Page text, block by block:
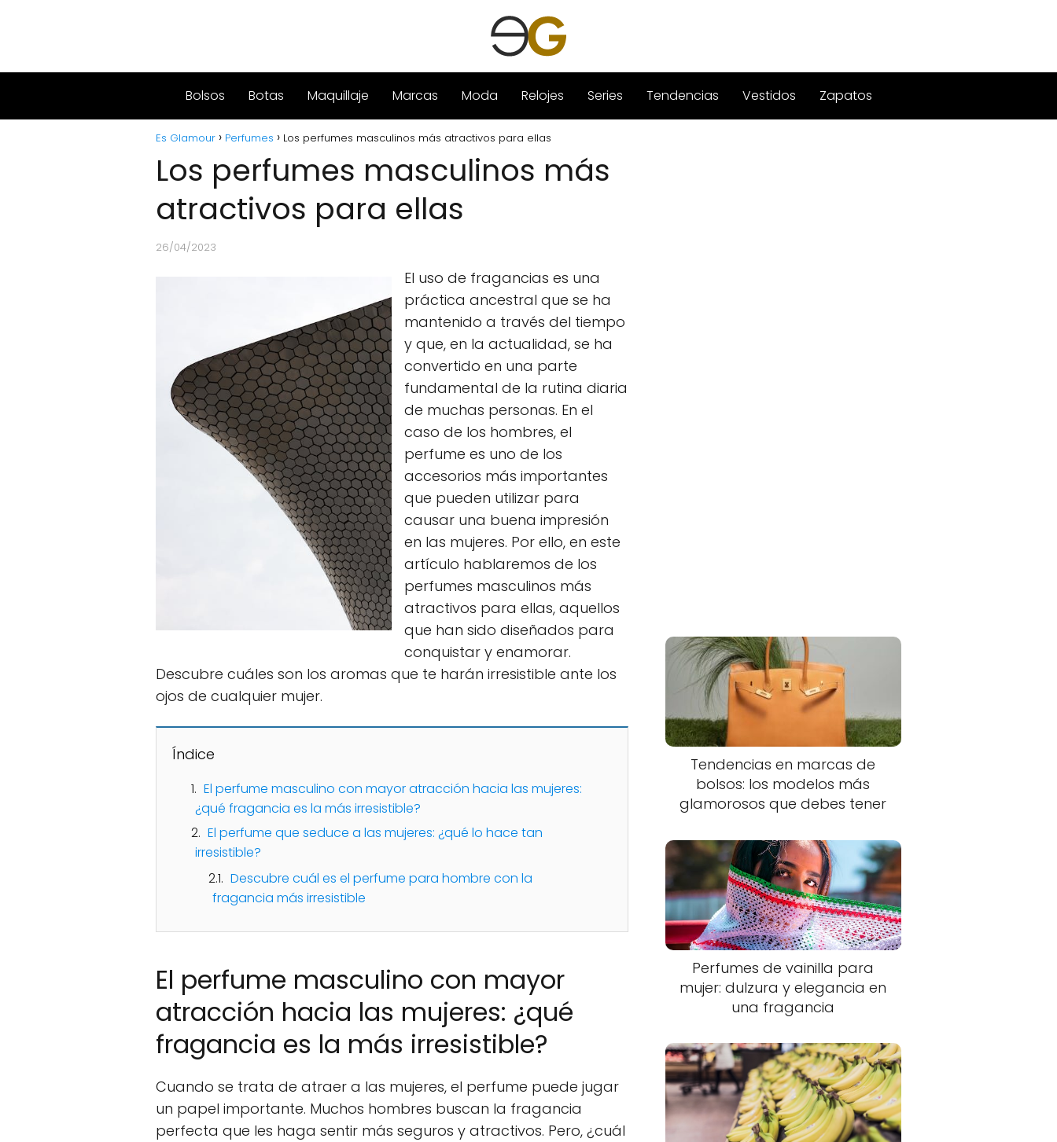
Bolsos Botas Maquillaje Marcas Moda Relojes Series Tendencias Vestidos Zapatos
Es Glamour Perfumes Los perfumes masculinos más atractivos para ellas
Los perfumes masculinos más
atractivos para ellas
26/04/2023
El uso de fragancias es una
práctica ancestral que se ha
mantenido a través del tiempo
y que, en la actualidad, se ha
convertido en una parte
fundamental de la rutina diaria
de muchas personas. En el
caso de los hombres, el
perfume es uno de los
accesorios más importantes
que pueden utilizar para
causar una buena impresión
en las mujeres. Por ello, en este
artículo hablaremos de los
perfumes masculinos más
atractivos para ellas, aquellos
que han sido diseñados para
conquistar y enamorar.
Descubre cuáles son los aromas que te harán irresistible ante los
ojos de cualquier mujer.
Índice
El perfume masculino con mayor atracción hacia las mujeres:
¿qué fragancia es la más irresistible?
El perfume que seduce a las mujeres: ¿qué lo hace tan
irresistible?
Descubre cuál es el perfume para hombre con la
fragancia más irresistible
El perfume masculino con mayor
atracción hacia las mujeres: ¿qué
fragancia es la más irresistible?
Cuando se trata de atraer a las mujeres, el perfume puede jugar
un papel importante. Muchos hombres buscan la fragancia
perfecta que les haga sentir más seguros y atractivos. Pero, ¿cuál
Tendencias en marcas de
bolsos: los modelos más
glamorosos que debes tener
Perfumes de vainilla para
mujer: dulzura y elegancia en
una fragancia